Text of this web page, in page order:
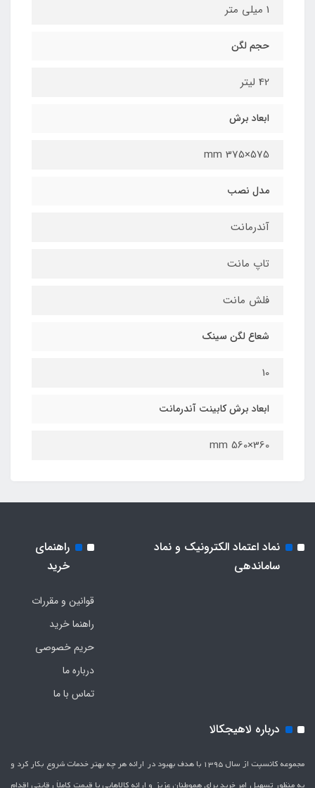
1 میلی متر
حجم لگن
42 لیتر
ابعاد برش
575×375 mm
مدل نصب
آندرمانت
تاپ مانت
فلش مانت
شعاع لگن سینک
10
ابعاد برش کابینت آندرمانت
360×560 mm
نماد اعتماد الکترونیک و نماد
ساماندهی
راهنمای
خرید
قوانین و مقررات
راهنما خرید
حریم خصوصی
درباره ما
تماس با ما
درباره لاهیجکالا
مجموعه کانسپت از سال 1395 با هدف بهبود در ارائه هر چه بهتر خدمات شروع بکار کرد و
به منظور تسهیل امر خرید برای هموطنان عزیز و ارائه کالاهایی با قیمت کاملاَ رقابتی اقدام